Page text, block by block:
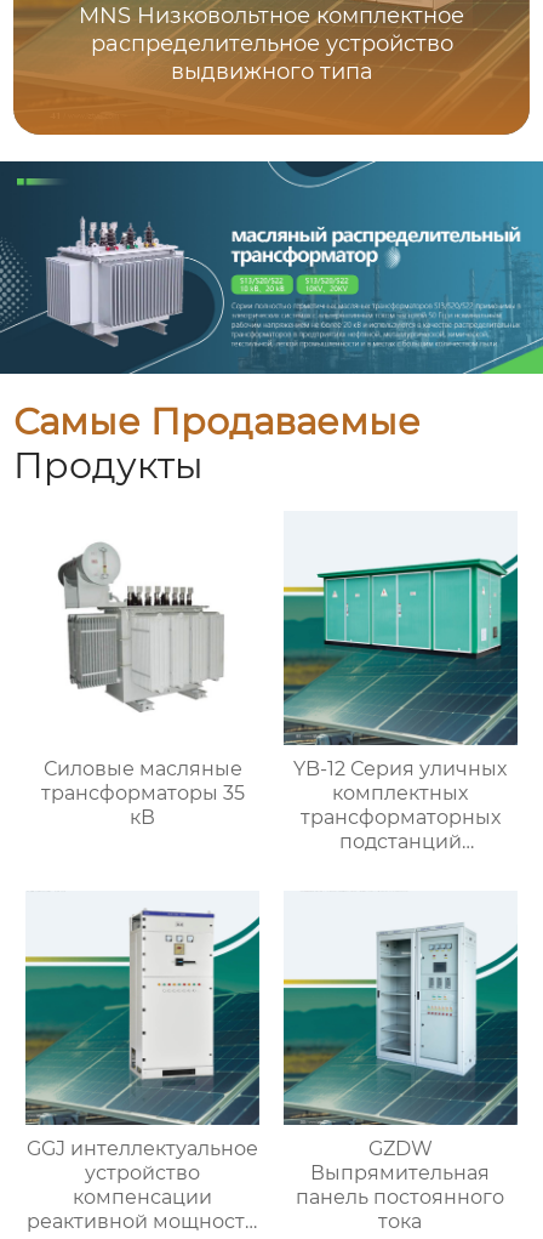
MNS Низковольтное комплектное
распределительное устройство
выдвижного типа
Самые Продаваемые
Продукты
Силовые масляные
трансформаторы 35
кВ
YB-12 Серия уличных
комплектных
трансформаторных
подстанций
GGJ интеллектуальное
устройство
компенсации
реактивной мощности
GZDW
Выпрямительная
панель постоянного
тока